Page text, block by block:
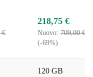
3070 Micro
Sì, grazie alla
€
218,75 €
Nuovo: 709,00 €
(-69%)
120 GB